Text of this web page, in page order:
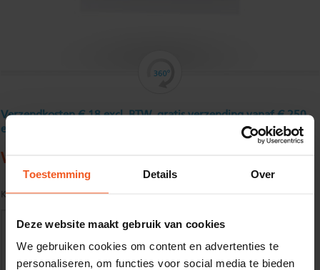
Toestemming Details Over
Deze website maakt gebruik van cookies
We gebruiken cookies om content en advertenties te
personaliseren, om functies voor social media te bieden
Verzendkosten € 18 excl. BTW, gratis verzending vanaf € 250
excl. BTW
Warmgewalst vierkantstaal 10 mm
Kwaliteit: S235JR volgens EN10025